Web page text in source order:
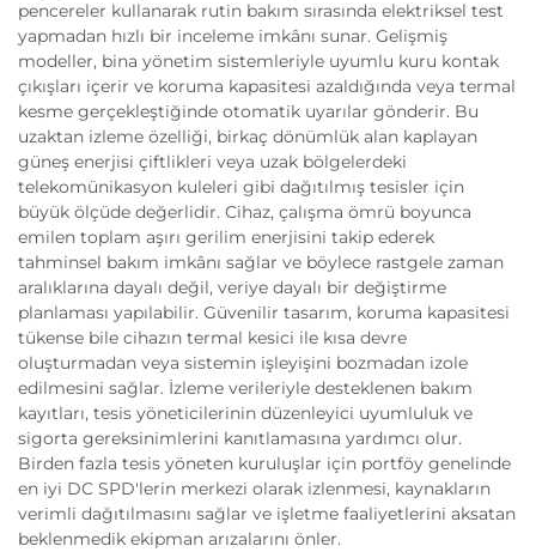
pencereler kullanarak rutin bakım sırasında elektriksel test
yapmadan hızlı bir inceleme imkânı sunar. Gelişmiş
modeller, bina yönetim sistemleriyle uyumlu kuru kontak
çıkışları içerir ve koruma kapasitesi azaldığında veya termal
kesme gerçekleştiğinde otomatik uyarılar gönderir. Bu
uzaktan izleme özelliği, birkaç dönümlük alan kaplayan
güneş enerjisi çiftlikleri veya uzak bölgelerdeki
telekomünikasyon kuleleri gibi dağıtılmış tesisler için
büyük ölçüde değerlidir. Cihaz, çalışma ömrü boyunca
emilen toplam aşırı gerilim enerjisini takip ederek
tahminsel bakım imkânı sağlar ve böylece rastgele zaman
aralıklarına dayalı değil, veriye dayalı bir değiştirme
planlaması yapılabilir. Güvenilir tasarım, koruma kapasitesi
tükense bile cihazın termal kesici ile kısa devre
oluşturmadan veya sistemin işleyişini bozmadan izole
edilmesini sağlar. İzleme verileriyle desteklenen bakım
kayıtları, tesis yöneticilerinin düzenleyici uyumluluk ve
sigorta gereksinimlerini kanıtlamasına yardımcı olur.
Birden fazla tesis yöneten kuruluşlar için portföy genelinde
en iyi DC SPD'lerin merkezi olarak izlenmesi, kaynakların
verimli dağıtılmasını sağlar ve işletme faaliyetlerini aksatan
beklenmedik ekipman arızalarını önler.